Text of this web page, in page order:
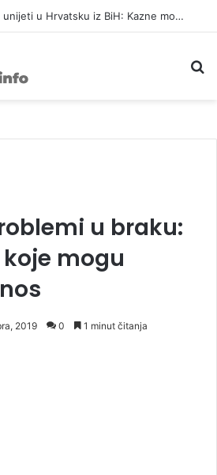
Šta od voća smijete unijeti u Hrvatsku iz BiH: Kazne mogu dostići 13.260 evra
u braku:
mogu
2019 0 1 minut čitanja